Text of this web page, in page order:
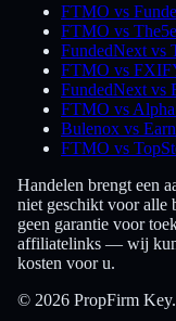
FTMO vs
FTMO vs
FundedNext vs
FTMO vs
FundedNext vs
FTMO vs
Bulenox vs
FTMO vs
Handelen brengt een
niet geschikt voor alle
geen garantie voor
affiliatelinks — wij
kosten voor u.
© 2026 PropFirm